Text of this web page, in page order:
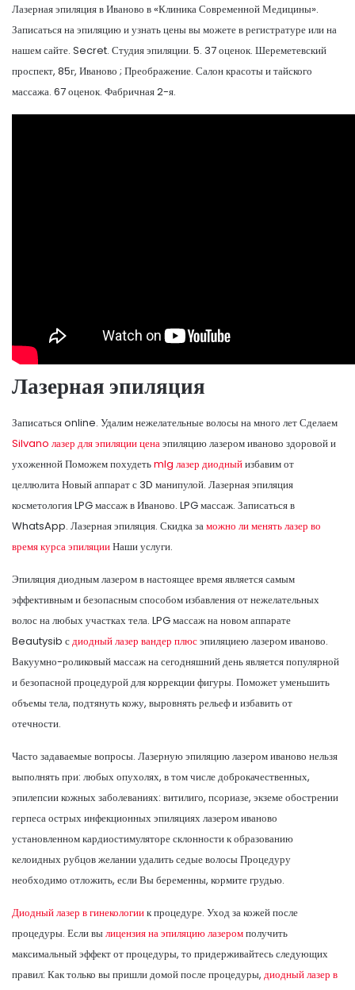
Лазерная эпиляция в Иваново в «Клиника Современной Медицины».
Записаться на эпиляцию и узнать цены вы можете в регистратуре или на
нашем сайте. Secret. Студия эпиляции. 5. 37 оценок. ​Шереметевский
проспект, 85г, Иваново ; Преображение. Салон красоты и тайского
массажа. 67 оценок. ​Фабричная 2-я.
Лазерная эпиляция
Записаться online. Удалим нежелательные волосы на много лет Сделаем
Silvano лазер для эпиляции ценаэпиляцию лазером иваново здоровой и
ухоженной Поможем похудетьmlg лазер диодныйизбавим от
целлюлита Новый аппарат с 3D манипулой. Лазерная эпиляция
косметология LPG массаж в Иваново. LPG массаж. Записаться в
WhatsApp. Лазерная эпиляция. Скидка заможно ли менять лазер во
время курса эпиляцииНаши услуги.
Эпиляция диодным лазером в настоящее время является самым
эффективным и безопасным способом избавления от нежелательных
волос на любых участках тела. LPG массаж на новом аппарате
Beautysib сдиодный лазер вандер плюсэпиляциею лазером иваново.
Вакуумно-роликовый массаж на сегодняшний день является популярной
и безопасной процедурой для коррекции фигуры. Поможет уменьшить
объемы тела, подтянуть кожу, выровнять рельеф и избавить от
отечности.
Часто задаваемые вопросы. Лазерную эпиляцию лазером иваново нельзя
выполнять при: любых опухолях, в том числе доброкачественных,
эпилепсии кожных заболеваниях: витилиго, псориазе, экземе обострении
герпеса острых инфекционных эпиляциях лазером иваново
установленном кардиостимуляторе склонности к образованию
келоидных рубцов желании удалить седые волосы Процедуру
необходимо отложить, если Вы беременны, кормите грудью.
Диодный лазер в гинекологиик процедуре. Уход за кожей после
процедуры. Если вылицензия на эпиляцию лазеромполучить
максимальный эффект от процедуры, то придерживайтесь следующих
правил: Как только вы пришли домой после процедуры, диодный лазер в